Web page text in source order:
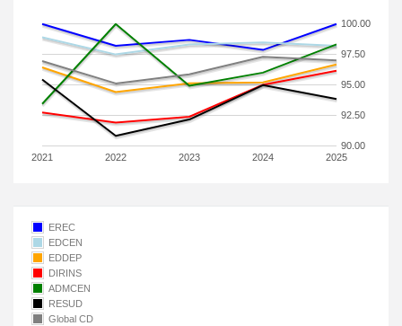
2021 2022 2023 2024 2025
90.00
92.50
95.00
97.50
100.00
EREC
EDCEN
EDDEP
DIRINS
ADMCEN
RESUD
Global CD